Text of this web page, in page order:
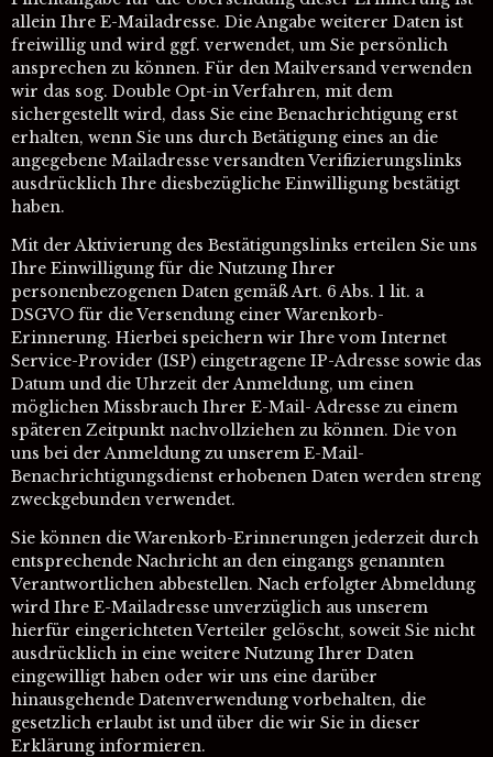
allein Ihre E-Mailadresse. Die Angabe weiterer Daten ist
freiwillig und wird ggf. verwendet, um Sie persönlich
ansprechen zu können. Für den Mailversand verwenden
wir das sog. Double Opt-in Verfahren, mit dem
sichergestellt wird, dass Sie eine Benachrichtigung erst
erhalten, wenn Sie uns durch Betätigung eines an die
angegebene Mailadresse versandten Verifizierungslinks
ausdrücklich Ihre diesbezügliche Einwilligung bestätigt
haben.
Mit der Aktivierung des Bestätigungslinks erteilen Sie uns
Ihre Einwilligung für die Nutzung Ihrer
personenbezogenen Daten gemäß Art. 6 Abs. 1 lit. a
DSGVO für die Versendung einer Warenkorb-
Erinnerung. Hierbei speichern wir Ihre vom Internet
Service-Provider (ISP) eingetragene IP-Adresse sowie das
Datum und die Uhrzeit der Anmeldung, um einen
möglichen Missbrauch Ihrer E-Mail- Adresse zu einem
späteren Zeitpunkt nachvollziehen zu können. Die von
uns bei der Anmeldung zu unserem E-Mail-
Benachrichtigungsdienst erhobenen Daten werden streng
zweckgebunden verwendet.
Sie können die Warenkorb-Erinnerungen jederzeit durch
entsprechende Nachricht an den eingangs genannten
Verantwortlichen abbestellen. Nach erfolgter Abmeldung
wird Ihre E-Mailadresse unverzüglich aus unserem
hierfür eingerichteten Verteiler gelöscht, soweit Sie nicht
ausdrücklich in eine weitere Nutzung Ihrer Daten
eingewilligt haben oder wir uns eine darüber
hinausgehende Datenverwendung vorbehalten, die
gesetzlich erlaubt ist und über die wir Sie in dieser
Erklärung informieren.